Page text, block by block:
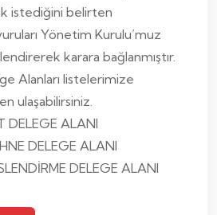
istediğini belirten
Yönetim Kurulu’muz
karara bağlanmıştır.
Alanları listelerimize
ulaşabilirsiniz.
DELEGE ALANI
DELEGE ALANI
DELEGE ALANI